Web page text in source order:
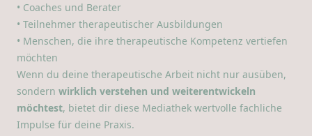
• Coaches und Berater
• Teilnehmer therapeutischer Ausbildungen
• Menschen, die ihre therapeutische Kompetenz vertiefen
möchten
Wenn du deine therapeutische Arbeit nicht nur ausüben,
sondern wirklich verstehen und weiterentwickeln
möchtest, bietet dir diese Mediathek wertvolle fachliche
Impulse für deine Praxis.